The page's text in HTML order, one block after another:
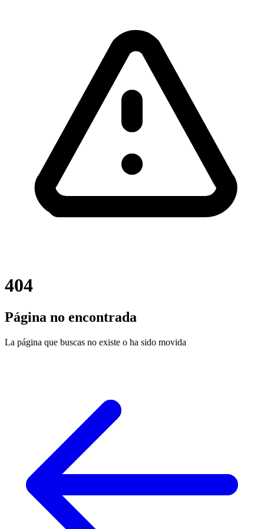
404
Página no encontrada
La página que buscas no existe o ha sido movida